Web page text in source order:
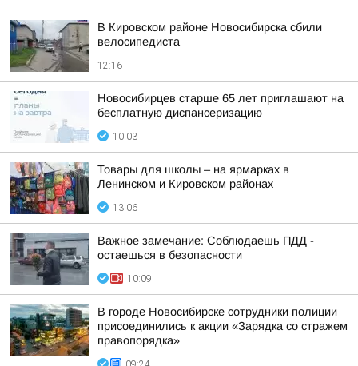
В Кировском районе Новосибирска сбили
велосипедиста
12:16
Новосибирцев старше 65 лет приглашают на
бесплатную диспансеризацию
10:03
Товары для школы – на ярмарках в
Ленинском и Кировском районах
13:06
Важное замечание: Соблюдаешь ПДД -
остаешься в безопасности
10:09
В городе Новосибирске сотрудники полиции
присоединились к акции «Зарядка со стражем
правопорядка»